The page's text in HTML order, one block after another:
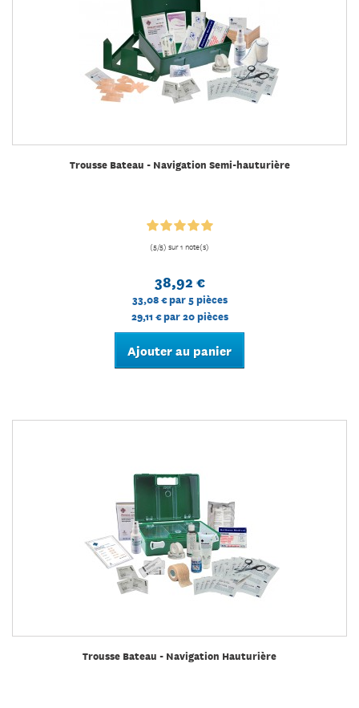
Trousse Bateau - Navigation Semi-hauturière
(5/5) sur 1 note(s)
38,92 €
33,08 €par 5 pièces
29,11 €par 20 pièces
Ajouter au panier
Trousse Bateau - Navigation Hauturière